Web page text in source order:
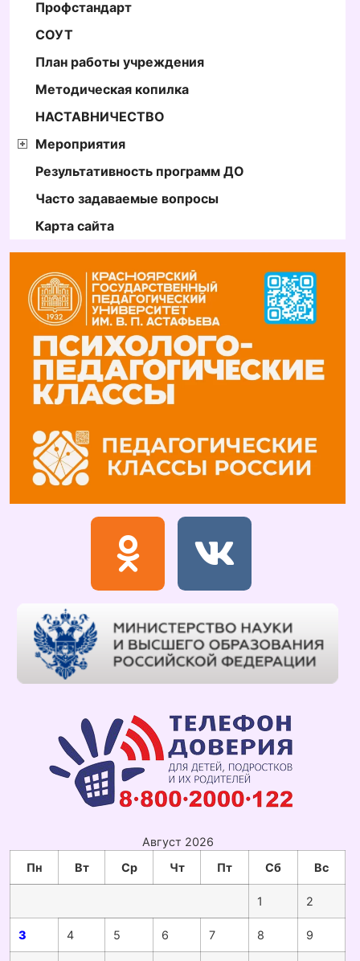
Профстандарт
СОУТ
План работы учреждения
Методическая копилка
НАСТАВНИЧЕСТВО
Мероприятия
Результативность программ ДО
Часто задаваемые вопросы
Карта сайта
Август 2026
Пн
Вт Ср Чт Пт Сб Вс
1 2
3 4 5 6 7 8 9